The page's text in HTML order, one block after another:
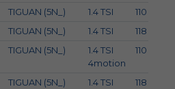
TIGUAN (5N_) 1.4 TSI 110
TIGUAN (5N_) 1.4 TSI 118
TIGUAN (5N_)
1.4 TSI
4motion
110
TIGUAN (5N_)
1.4 TSI
118